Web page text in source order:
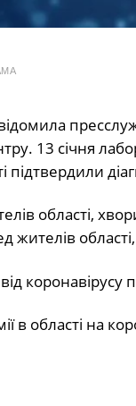
13 січня
підтвердили
області,
жителів
коронавірусу
в області на